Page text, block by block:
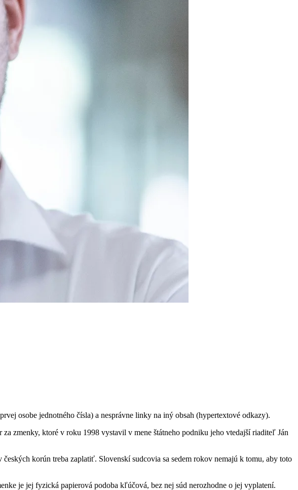
osobe jednotného čísla) a nesprávne linky na iný obsah (hypertextové odkazy).
zmenky, ktoré v roku 1998 vystavil v mene štátneho podniku jeho vtedajší riaditeľ Ján
korún treba zaplatiť. Slovenskí sudcovia sa sedem rokov nemajú k tomu, aby toto
je jej fyzická papierová podoba kľúčová, bez nej súd nerozhodne o jej vyplatení.